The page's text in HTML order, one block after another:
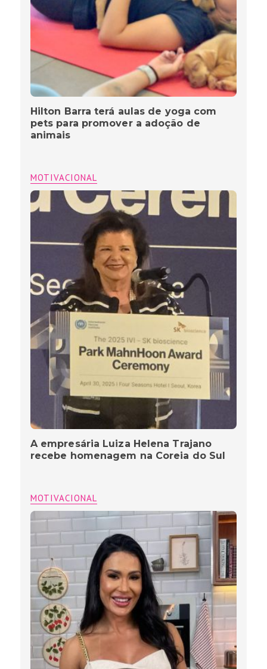
Hilton Barra terá aulas de yoga com
pets para promover a adoção de
animais
MOTIVACIONAL
A empresária Luiza Helena Trajano
recebe homenagem na Coreia do Sul
MOTIVACIONAL